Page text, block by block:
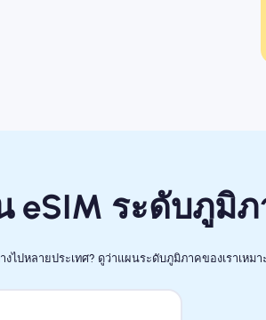
eSIM ระดับภูมิ
งไปหลายประเทศ? ดูว่าแผนระดับภูมิภาคของเราเห